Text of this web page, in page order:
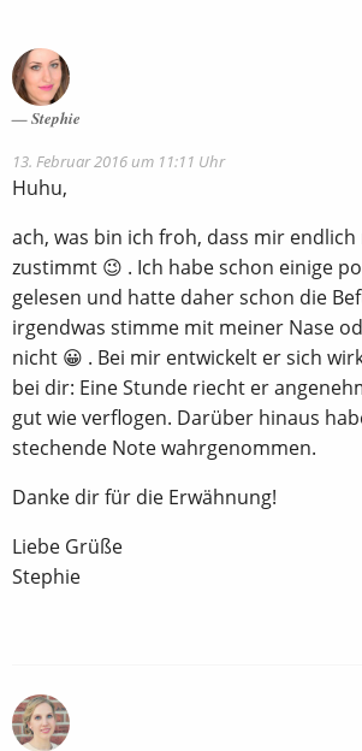
Stephie
13. Februar 2016 um 11:11 Uhr
Huhu,
ach, was bin ich froh, dass mir
zustimmt 😉 . Ich habe schon einige
gelesen und hatte daher schon die
irgendwas stimme mit meiner Nase
nicht 😀 . Bei mir entwickelt er sich
bei dir: Eine Stunde riecht er
gut wie verflogen. Darüber hinaus
stechende Note wahrgenommen.
Danke dir für die Erwähnung!
Liebe Grüße
Stephie